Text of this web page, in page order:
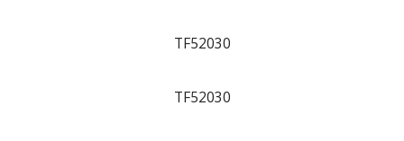
TF52030
TF52030